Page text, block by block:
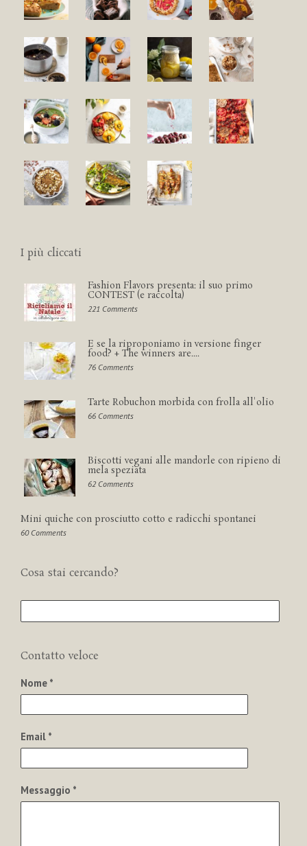
I più cliccati
Fashion Flavors presenta: il suo primo
CONTEST (e raccolta)
221 Comments
E se la riproponiamo in versione finger
food? + The winners are....
76 Comments
Tarte Robuchon morbida con frolla all'olio
66 Comments
Biscotti vegani alle mandorle con ripieno di
mela speziata
62 Comments
Mini quiche con prosciutto cotto e radicchi spontanei
60 Comments
Cosa stai cercando?
Contatto veloce
Nome *
Email *
Messaggio *